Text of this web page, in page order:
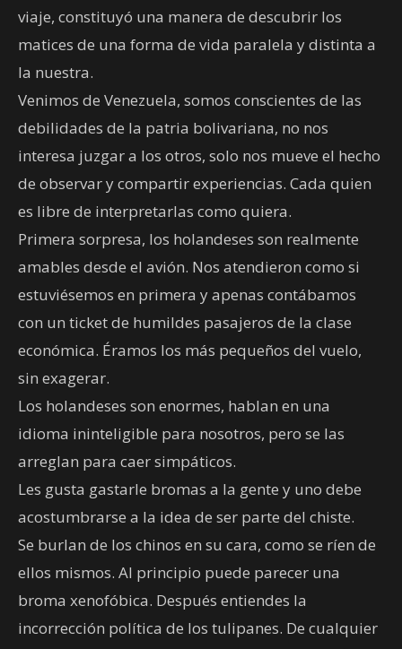
viaje, constituyó una manera de descubrir los
matices de una forma de vida paralela y distinta a
la nuestra.
Venimos de Venezuela, somos conscientes de las
debilidades de la patria bolivariana, no nos
interesa juzgar a los otros, solo nos mueve el hecho
de observar y compartir experiencias. Cada quien
es libre de interpretarlas como quiera.
Primera sorpresa, los holandeses son realmente
amables desde el avión. Nos atendieron como si
estuviésemos en primera y apenas contábamos
con un ticket de humildes pasajeros de la clase
económica. Éramos los más pequeños del vuelo,
sin exagerar.
Los holandeses son enormes, hablan en una
idioma ininteligible para nosotros, pero se las
arreglan para caer simpáticos.
Les gusta gastarle bromas a la gente y uno debe
acostumbrarse a la idea de ser parte del chiste.
Se burlan de los chinos en su cara, como se ríen de
ellos mismos. Al principio puede parecer una
broma xenofóbica. Después entiendes la
incorrección política de los tulipanes. De cualquier